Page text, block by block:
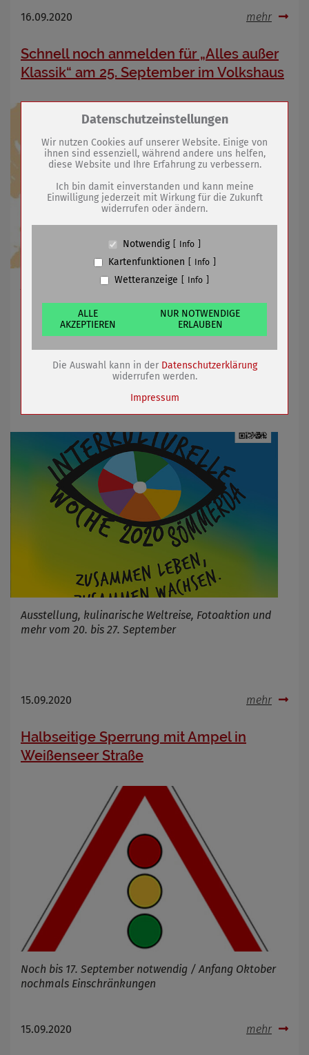
16.09.2020 mehr
Schnell noch anmelden für „Alles außer
Klassik“ am 25. September im Volkshaus
Anmeldeschluss für Jugendwettbewerb ist am 20.
September
Interkulturelle Woche mit breit
gefächertem Angebot
Ausstellung, kulinarische Weltreise, Fotoaktion und
mehr vom 20. bis 27. September
15.09.2020 mehr
Halbseitige Sperrung mit Ampel in
Weißenseer Straße
Noch bis 17. September notwendig / Anfang Oktober
nochmals Einschränkungen
15.09.2020 mehr
Zum Betrieb der Seite notwendige Cookies /
Name
PHP Session Cookie
Anbieter
Eigentümer dieser Website (Wenko-
Wenselaar GmbH & Co. KG)
Absicherung Kontaktformular / SPAM
Cookiespeicherung Entscheidungscookie
Anbieter
Eigentümer dieser Website (Wenko-
Wenselaar GmbH & Co. KG)
Zweck
Speichert die Einstellungen der Besucher
bezüglich der Speicherung von Cookies.
Cookie Name
dywc
Cookie Laufzeit
1 Jahr
Name
Cookies die bei der Verwendung von
OpenStreetMaps gesetzt werden
Anbieter
Zweck
Marketing/Tracking
Cookie Name
_osm_totp_token
Cookie Laufzeit
Cookies die bei der Verwendung von
OpenWeatherAPI gesetzt werden
Zweck
Cookie Name
Datenschutzeinstellungen
Wir nutzen Cookies auf unserer Website. Einige von
ihnen sind essenziell, während andere uns helfen,
diese Website und Ihre Erfahrung zu verbessern.
Ich bin damit einverstanden und kann meine
Einwilligung jederzeit mit Wirkung für die Zukunft
widerrufen oder ändern.
Notwendig Info
Kartenfunktionen Info
Wetteranzeige Info
ALLE
AKZEPTIEREN
NUR NOTWENDIGE
ERLAUBEN
Die Auswahl kann in der Datenschutzerklärung
widerrufen werden.
Impressum